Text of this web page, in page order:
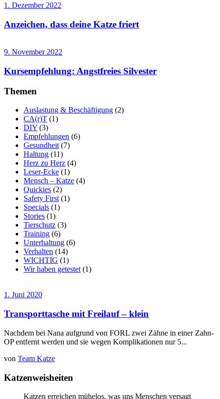
1. Dezember 2022
Anzeichen, dass deine Katze friert
9. November 2022
Kursempfehlung: Angstfreies Silvester
Themen
Auslastung & Beschäftigung (2)
CA(r)T (1)
DIY (3)
Empfehlungen (6)
Gesundheit(7)
Haltung (11)
Herz zu Herz (4)
Leser-Ecke (1)
Mensch – Katze (4)
Quickies (2)
Safety First(1)
Specials (1)
Stories (1)
Tierschutz (3)
Training (6)
Unterhaltung (6)
Verhalten (14)
WICHTIG (1)
Wir haben getestet(1)
1. Juni 2020
Transporttasche mit Freilauf – klein
Nachdem bei Nana aufgrund von FORL zwei Zähne in einer Zahn-
OP entfernt werden und sie wegen Komplikationen nur 5...
von Team Katze
Katzenweisheiten
Katzen erreichen mühelos, was uns Menschen versagt